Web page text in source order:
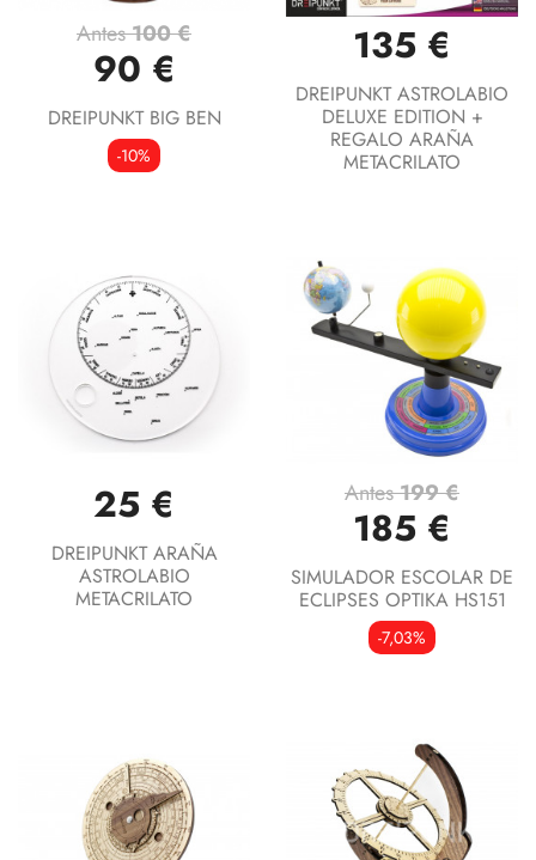
Antes100 €
90 €
DREIPUNKT BIG BEN
-10%
135 €
DREIPUNKT ASTROLABIO
DELUXE EDITION +
REGALO ARAÑA
METACRILATO
25 €
DREIPUNKT ARAÑA
ASTROLABIO
METACRILATO
Antes199 €
185 €
SIMULADOR ESCOLAR DE
ECLIPSES OPTIKA HS151
-7,03%